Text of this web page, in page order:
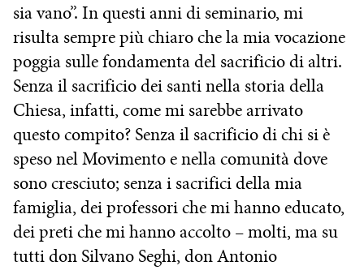
sia vano”. In questi anni di seminario, mi
risulta sempre più chiaro che la mia vocazione
poggia sulle fondamenta del sacrificio di altri.
Senza il sacrificio dei santi nella storia della
Chiesa, infatti, come mi sarebbe arrivato
questo compito? Senza il sacrificio di chi si è
speso nel Movimento e nella comunità dove
sono cresciuto; senza i sacrifici della mia
famiglia, dei professori che mi hanno educato,
dei preti che mi hanno accolto – molti, ma su
tutti don Silvano Seghi, don Antonio